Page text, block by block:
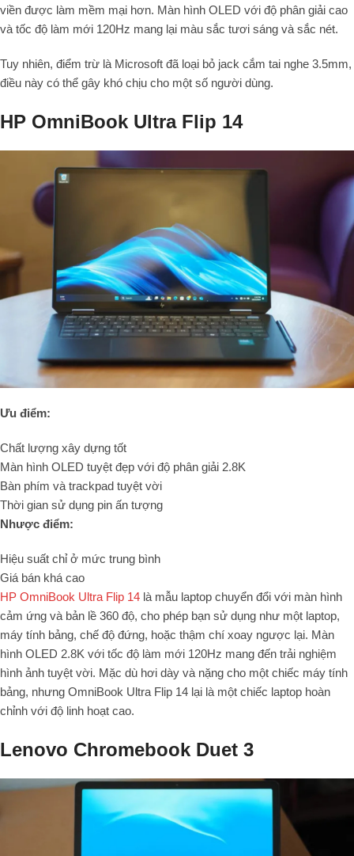
viền được làm mềm mại hơn. Màn hình OLED với độ phân giải cao
và tốc độ làm mới 120Hz mang lại màu sắc tươi sáng và sắc nét.
Tuy nhiên, điểm trừ là Microsoft đã loại bỏ jack cắm tai nghe 3.5mm,
điều này có thể gây khó chịu cho một số người dùng.
HP OmniBook Ultra Flip 14
Ưu điểm:
Chất lượng xây dựng tốt
Màn hình OLED tuyệt đẹp với độ phân giải 2.8K
Bàn phím và trackpad tuyệt vời
Thời gian sử dụng pin ấn tượng
Nhược điểm:
Hiệu suất chỉ ở mức trung bình
Giá bán khá cao
HP OmniBook Ultra Flip 14 là mẫu laptop chuyển đổi với màn hình
cảm ứng và bản lề 360 độ, cho phép bạn sử dụng như một laptop,
máy tính bảng, chế độ đứng, hoặc thậm chí xoay ngược lại. Màn
hình OLED 2.8K với tốc độ làm mới 120Hz mang đến trải nghiệm
hình ảnh tuyệt vời. Mặc dù hơi dày và nặng cho một chiếc máy tính
bảng, nhưng OmniBook Ultra Flip 14 lại là một chiếc laptop hoàn
chỉnh với độ linh hoạt cao.
Lenovo Chromebook Duet 3